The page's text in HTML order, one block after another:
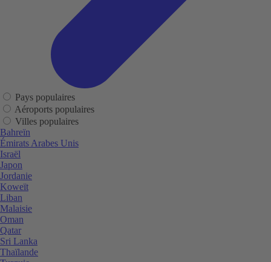
Pays populaires
Aéroports populaires
Villes populaires
Bahreïn
Émirats Arabes Unis
Israël
Japon
Jordanie
Koweït
Liban
Malaisie
Oman
Qatar
Sri Lanka
Thaïlande